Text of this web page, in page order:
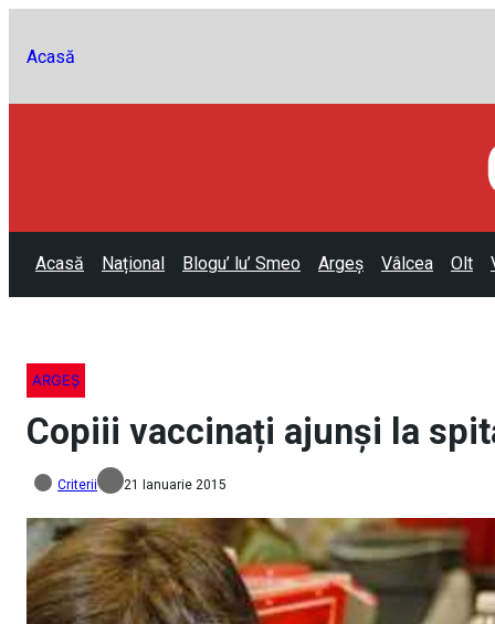
Acasă
Acasă Național Blogu’ lu’ Smeo Argeș Vâlcea Olt
ARGEȘ
Copiii vaccinați ajunși la
Criterii 21 Ianuarie 2015